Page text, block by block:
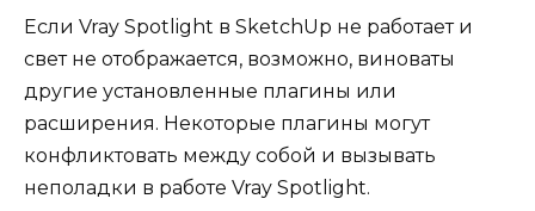
Если Vray Spotlight в SketchUp не работает и
свет не отображается, возможно, виноваты
другие установленные плагины или
расширения. Некоторые плагины могут
конфликтовать между собой и вызывать
неполадки в работе Vray Spotlight.